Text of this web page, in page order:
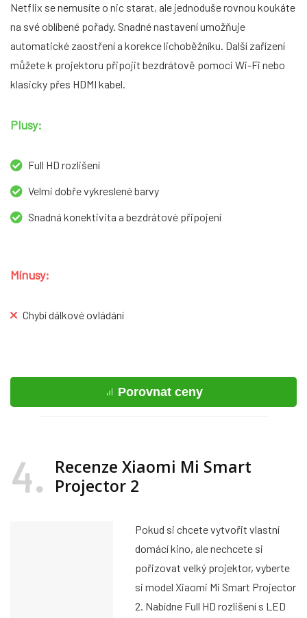
Netflix se nemusíte o nic starat, ale jednoduše rovnou koukáte
na své oblíbené pořady. Snadné nastavení umožňuje
automatické zaostření a korekce lichoběžníku. Další zařízení
můžete k projektoru připojit bezdrátově pomoci Wi-Fi nebo
klasicky přes HDMI kabel.
Plusy:
Full HD rozlišení
Velmi dobře vykreslené barvy
Snadná konektivita a bezdrátové připojení
Mínusy:
Chybí dálkové ovládání
Porovnat ceny
4
Recenze Xiaomi Mi Smart
Projector 2
Pokud si chcete vytvořit vlastní
domácí kino, ale nechcete si
pořizovat velký projektor, vyberte
si model Xiaomi Mi Smart Projector
2. Nabídne Full HD rozlišení s LED